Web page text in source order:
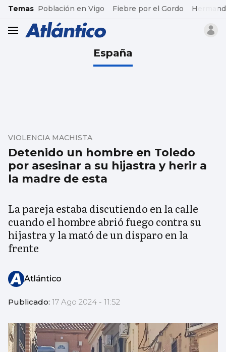
common.go-to-content
Temas Población en Vigo Fiebre por el Gordo
header.menu.open
España
Detenido un hombre en Toledo
por asesinar a su hijastra y herir a
la madre de esta
VIOLENCIA MACHISTA
La pareja estaba discutiendo en la calle
cuando el hombre abrió fuego contra su
hijastra y la mató de un disparo en la
frente
Atlántico
Publicado: 17 Ago 2024 - 11:52